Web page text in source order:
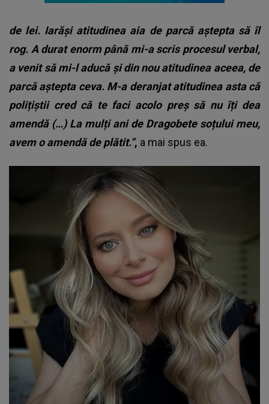
de lei. Iarăși atitudinea aia de parcă aștepta să îl
rog. A durat enorm până mi-a scris procesul verbal,
a venit să mi-l aducă și din nou atitudinea aceea, de
parcă aștepta ceva. M-a deranjat atitudinea asta că
polițiștii cred că te faci acolo preș să nu îți dea
amendă (…) La mulți ani de Dragobete soțului meu,
avem o amendă de plătit.”, a mai spus ea.